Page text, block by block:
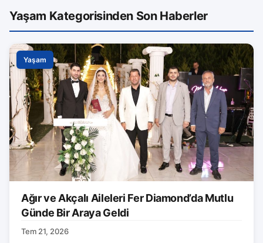
Yaşam Kategorisinden Son Haberler
Yaşam
Ağır ve Akçalı Aileleri Fer Diamond’da Mutlu
Günde Bir Araya Geldi
Tem 21, 2026